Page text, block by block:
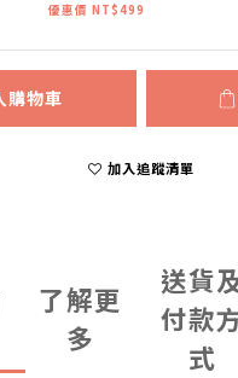
優惠價 NT$499
購物車
加入追蹤清單
了解更
多
送貨
付款
式